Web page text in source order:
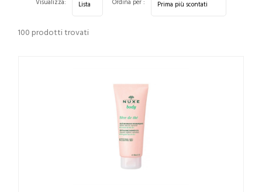
100 prodotti trovati
Visualizza: Ordina per :